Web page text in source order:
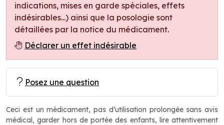
indications, mises en garde spéciales, effets
indésirables...) ainsi que la posologie sont
détaillées par la notice du médicament.
Déclarer un effet indésirable
Posez une question
Ceci est un médicament, pas d’utilisation prolongée sans avis
médical, garder hors de portée des enfants, lire attentivement